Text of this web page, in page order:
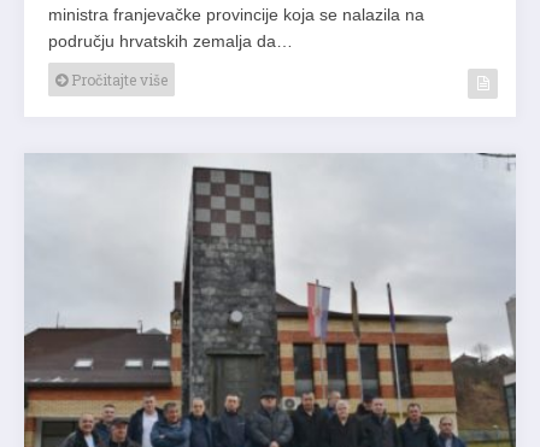
ministra franjevačke provincije koja se nalazila na
području hrvatskih zemalja da…
Pročitajte više